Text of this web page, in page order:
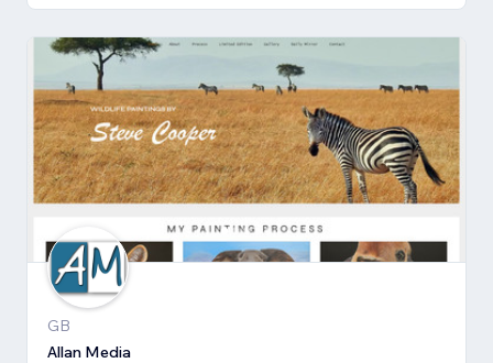
GB
Allan Media